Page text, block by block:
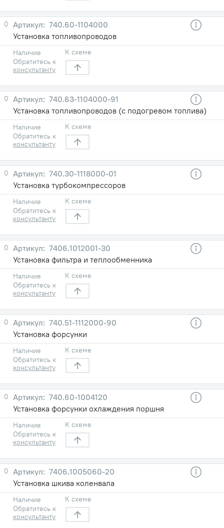
0
740.60-1104000
Установка топливопроводов
Наличие
Обратитесь к
консультанту
К схеме
0
740.63-1104000-91
Установка топливопроводов (с подогревом топлива)
Наличие
Обратитесь к
консультанту
К схеме
0
740.30-1118000-01
Установка турбокомпрессоров
Наличие
Обратитесь к
консультанту
К схеме
0
7406.1012001-30
Установка фильтра и теплообменника
Наличие
Обратитесь к
консультанту
К схеме
0
740.51-1112000-90
Установка форсунки
Наличие
Обратитесь к
консультанту
К схеме
0
740.60-1004120
Установка форсунки охлаждения поршня
Наличие
Обратитесь к
консультанту
К схеме
0
7406.1005060-20
Установка шкива коленвала
Наличие
Обратитесь к
консультанту
К схеме